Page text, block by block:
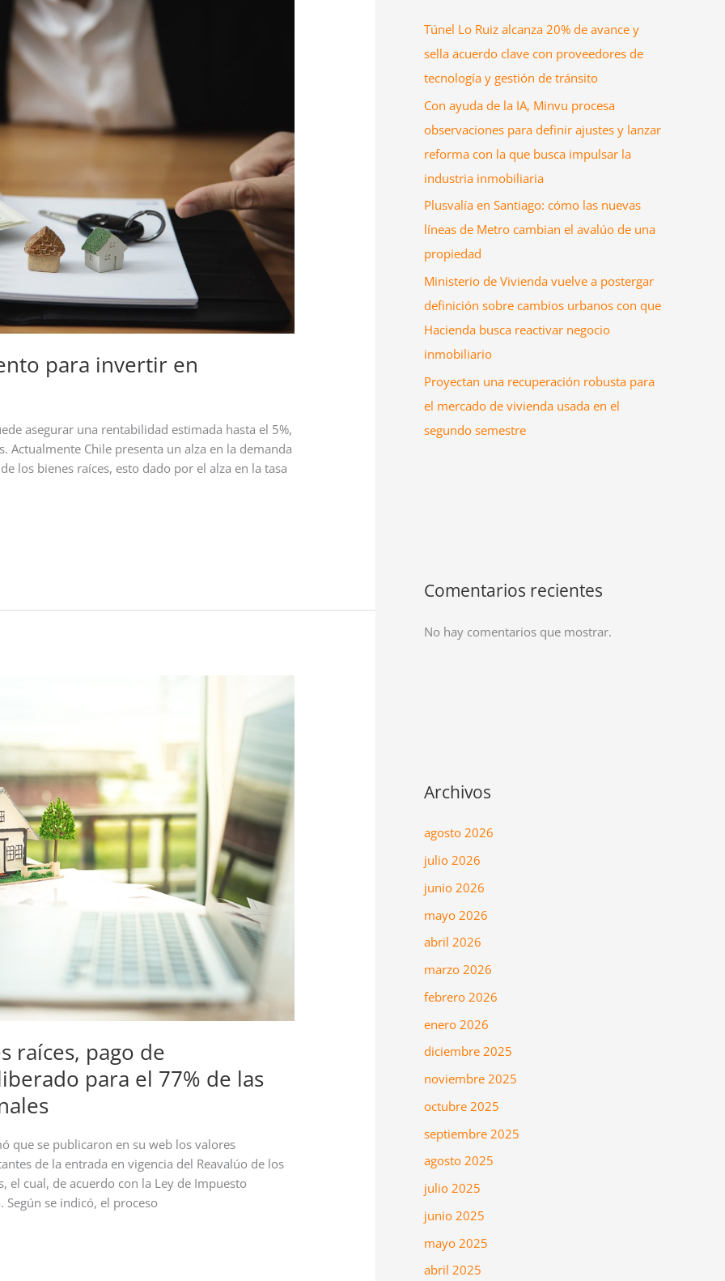
para invertir en
asegurar una rentabilidad estimada hasta el 5%,
Actualmente Chile presenta un alza en la demanda
los bienes raíces, esto dado por el alza en la tasa
raíces, pago de
para el 77% de las
que se publicaron en su web los valores
de la entrada en vigencia del Reavalúo de los
el cual, de acuerdo con la Ley de Impuesto
se indicó, el proceso
Túnel Lo Ruiz alcanza 20% de avance y
sella acuerdo clave con proveedores de
tecnología y gestión de tránsito
Con ayuda de la IA, Minvu procesa
observaciones para definir ajustes y lanzar
reforma con la que busca impulsar la
industria inmobiliaria
Plusvalía en Santiago: cómo las nuevas
líneas de Metro cambian el avalúo de una
propiedad
Ministerio de Vivienda vuelve a postergar
definición sobre cambios urbanos con que
Hacienda busca reactivar negocio
inmobiliario
Proyectan una recuperación robusta para
el mercado de vivienda usada en el
segundo semestre
Comentarios recientes
No hay comentarios que mostrar.
Archivos
agosto 2026
julio 2026
junio 2026
mayo 2026
abril 2026
marzo 2026
febrero 2026
enero 2026
diciembre 2025
noviembre 2025
octubre 2025
septiembre 2025
agosto 2025
julio 2025
junio 2025
mayo 2025
abril 2025